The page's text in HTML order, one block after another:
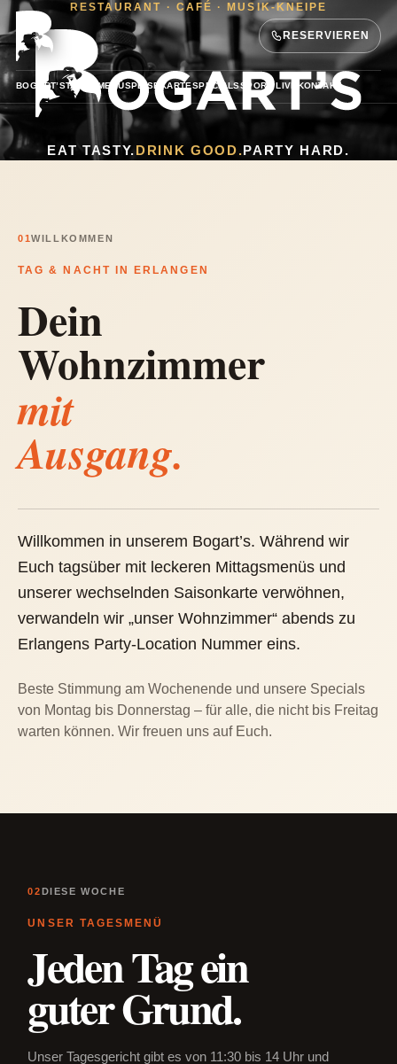
BOGART’STAGESMENÜSPEISEKARTESPECIALSSPORT LIVE KONTAKT
RESERVIEREN
RESTAURANT · CAFÉ · MUSIK-KNEIPE
EAT TASTY.DRINK GOOD.PARTY HARD.
01WILLKOMMEN
TAG & NACHT IN ERLANGEN
Dein
Wohnzimmer
mit
Ausgang.
Willkommen in unserem Bogart’s. Während wir
Euch tagsüber mit leckeren Mittagsmenüs und
unserer wechselnden Saisonkarte verwöhnen,
verwandeln wir „unser Wohnzimmer“ abends zu
Erlangens Party-Location Nummer eins.
Beste Stimmung am Wochenende und unsere Specials
von Montag bis Donnerstag – für alle, die nicht bis Freitag
warten können. Wir freuen uns auf Euch.
02 DIESE WOCHE
UNSER TAGESMENÜ
Jeden Tag ein
guter Grund.
Unser Tagesgericht gibt es von 11:30 bis 14 Uhr und